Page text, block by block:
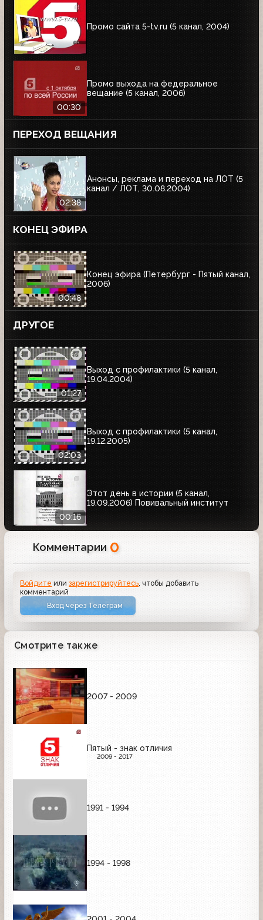
Промо сайта 5-tv.ru (5 канал, 2004)
00:30
Промо выхода на федеральное
вещание (5 канал, 2006)
ПЕРЕХОД ВЕЩАНИЯ
02:38
Анонсы, реклама и переход на ЛОТ (5
канал / ЛОТ, 30.08.2004)
КОНЕЦ ЭФИРА
00:48
Конец эфира (Петербург - Пятый канал,
2006)
ДРУГОЕ
01:27
Выход с профилактики (5 канал,
19.04.2004)
02:03
Выход с профилактики (5 канал,
19.12.2005)
00:16
Этот день в истории (5 канал,
19.09.2006) Повивальный институт
Комментарии 0
Войдите илизарегистрируйтесь , чтобы добавить
комментарий
Вход через Телеграм
Смотрите также
2007 - 2009
Пятый - знак отличия
2009 - 2017
1991 - 1994
1994 - 1998